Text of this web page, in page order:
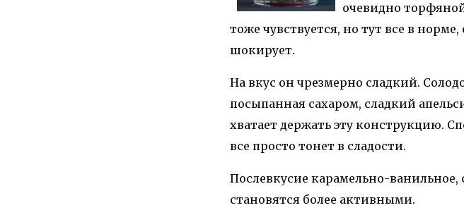
очевидно
тоже чувствуется, но тут все в
шокирует.
На вкус он чрезмерно сладкий.
посыпанная сахаром, сладкий
хватает держать эту конструкцию.
все просто тонет в сладости.
Послевкусие карамельно-
становятся более активными.